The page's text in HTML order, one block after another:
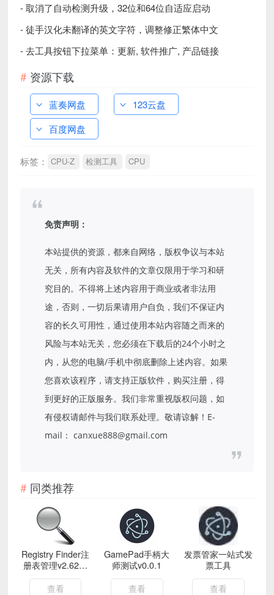
- 取消了自动检测升级，32位和64位自适应启动
- 徒手汉化未翻译的英文字符，调整修正繁体中文
- 去工具按钮下拉菜单：更新, 软件推广, 产品链接
资源下载
蓝奏网盘
123云盘
百度网盘
标签： CPU-Z 检测工具 CPU
免责声明：
本站提供的资源，都来自网络，版权争议与本站
无关，所有内容及软件的文章仅限用于学习和研
究目的。不得将上述内容用于商业或者非法用
途，否则，一切后果请用户自负，我们不保证内
容的长久可用性，通过使用本站内容随之而来的
风险与本站无关，您必须在下载后的24个小时之
内，从您的电脑/手机中彻底删除上述内容。如果
您喜欢该程序，请支持正版软件，购买注册，得
到更好的正版服务。我们非常重视版权问题，如
有侵权请邮件与我们联系处理。敬请谅解！E-
mail： canxue888@gmail.com
同类推荐
Registry Finder注
册表管理v2.62绿
色版
查看
GamePad手柄大
师测试v0.0.1
查看
发票管家一站式发
票工具
查看